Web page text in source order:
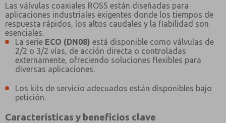
Las válvulas coaxiales ROSS están diseñadas para
aplicaciones industriales exigentes donde los tiempos de
respuesta rápidos, los altos caudales y la fiabilidad son
esenciales.
La serie ECO (DN08) está disponible como válvulas de
2/2 o 3/2 vías, de acción directa o controladas
externamente, ofreciendo soluciones flexibles para
diversas aplicaciones.
Los kits de servicio adecuados están disponibles bajo
petición.
Características y beneficios clave